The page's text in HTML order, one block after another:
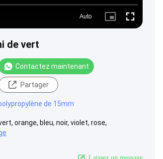
Auto
Picture- Fullscreen
de vert
Contactez maintenant
Partager
de 15mm
orange, bleu, noir, violet, rose,
Laissez un message